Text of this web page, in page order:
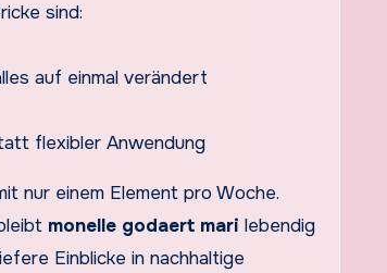
sind:
auf einmal verändert
flexibler Anwendung
nur einem Element pro Woche.
monelle godaert mari lebendig
Einblicke in nachhaltige